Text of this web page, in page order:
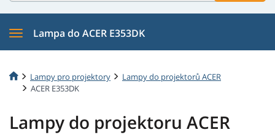
Lampa do ACER E353DK
Lampy pro projektory
Lampy do projektorů ACER
ACER E353DK
Lampy do projektoru ACER